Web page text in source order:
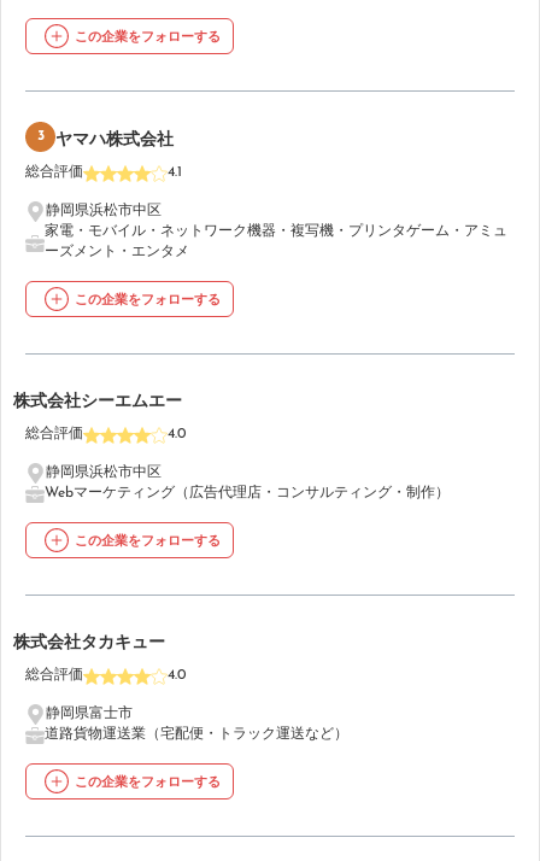
この企業をフォローする
3 ヤマハ株式会社
総合評価 4.1
静岡県浜松市中区
家電・モバイル・ネットワーク機器・複写機・プリンタゲーム・アミュ
ーズメント・エンタメ
この企業をフォローする
4
株式会社シーエムエー
総合評価 4.0
静岡県浜松市中区
Webマーケティング（広告代理店・コンサルティング・制作）
この企業をフォローする
5
株式会社タカキュー
総合評価 4.0
静岡県富士市
道路貨物運送業（宅配便・トラック運送など）
この企業をフォローする